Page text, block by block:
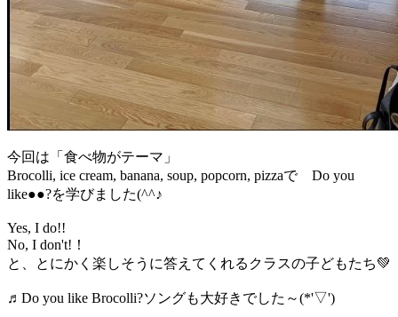
今回は「食べ物がテーマ」
Brocolli, ice cream, banana, soup, popcorn, pizzaで Do you
like●●?を学びました(^^♪
Yes, I do!!
No, I don't!！
と、とにかく楽しそうに答えてくれるクラスの子どもたち💚
♬Do you like Brocolli?ソングも大好きでした～(*'▽')